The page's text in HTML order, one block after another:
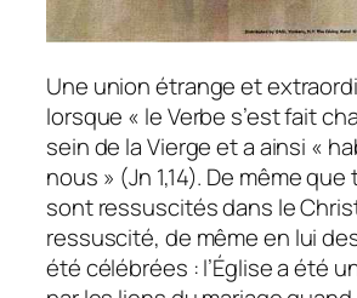
Une union étrange et
lorsque « le Verbe s’est fait
sein de la Vierge et a ainsi «
nous » (Jn 1,14). De même
sont ressuscités dans le
ressuscité, de même en lui
été célébrées : l’Église a été